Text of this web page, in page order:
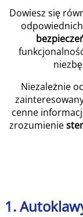
Dowiesz się
odpowiednich
Niezależnie
cenne
zrozumienie
1.